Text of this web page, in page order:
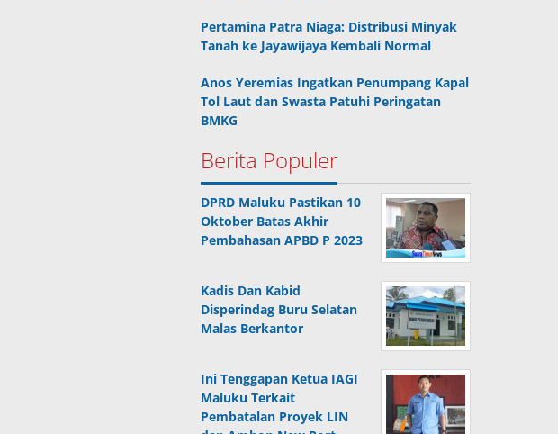
Pertamina Patra Niaga: Distribusi Minyak
Tanah ke Jayawijaya Kembali Normal
Anos Yeremias Ingatkan Penumpang Kapal
Tol Laut dan Swasta Patuhi Peringatan
BMKG
Berita Populer
DPRD Maluku Pastikan 10
Oktober Batas Akhir
Pembahasan APBD P 2023
Kadis Dan Kabid
Disperindag Buru Selatan
Malas Berkantor
Ini Tenggapan Ketua IAGI
Maluku Terkait
Pembatalan Proyek LIN